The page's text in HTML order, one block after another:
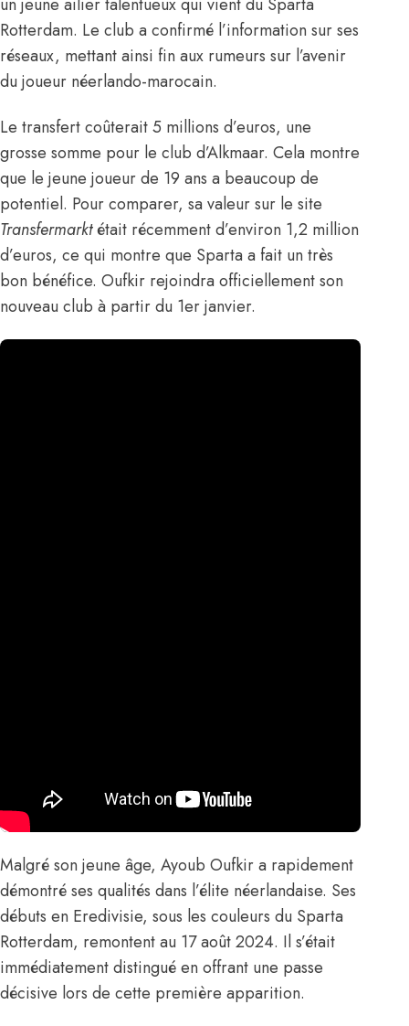
Rotterdam. Le club a confirmé l’information sur ses
réseaux, mettant ainsi fin aux rumeurs sur l’avenir
du joueur néerlando-marocain.
Le transfert coûterait 5 millions d’euros, une
grosse somme pour le club d’Alkmaar. Cela montre
que le jeune joueur de 19 ans a beaucoup de
potentiel. Pour comparer, sa valeur sur le site
Transfermarktétait récemment d’environ 1,2 million
d’euros, ce qui montre que Sparta a fait un très
bon bénéfice. Oufkir rejoindra officiellement son
nouveau club à partir du 1er janvier.
Malgré son jeune âge, Ayoub Oufkir a rapidement
démontré ses qualités dans l’élite néerlandaise. Ses
débuts en Eredivisie, sous les couleurs du Sparta
Rotterdam, remontent au 17 août 2024. Il s’était
immédiatement distingué en offrant une passe
décisive lors de cette première apparition.